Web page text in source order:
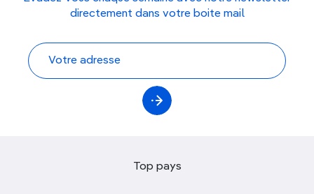
directement dans votre boite mail
Top pays